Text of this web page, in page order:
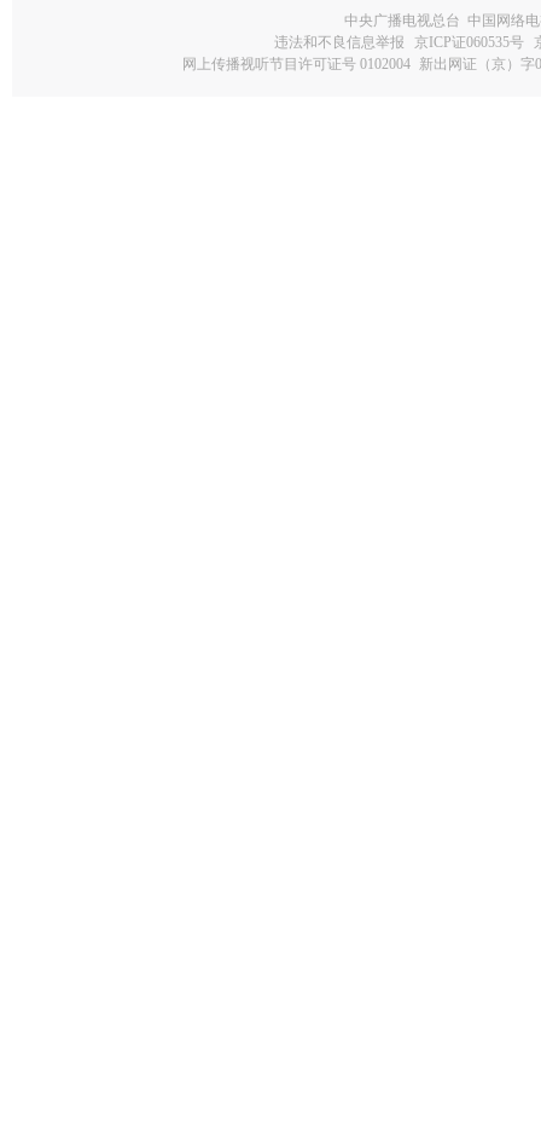
中央广播电视总台 中国网络
违法和不良信息举报
京ICP证060535号
网上传播视听节目许可证号 0102004 新出网证（京）